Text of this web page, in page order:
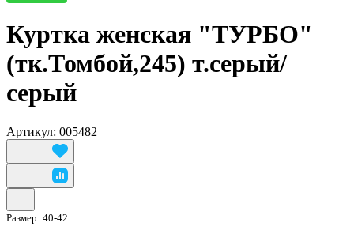
Куртка женская "ТУРБО"
(тк.Томбой,245) т.серый/
серый
Артикул: 005482
Размер: 40-42